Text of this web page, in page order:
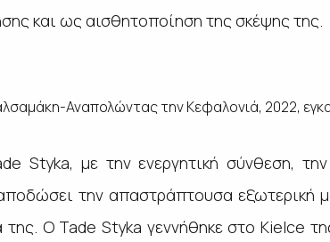
και ως αισθητοποίηση της σκέψης της.
Αναπολώντας την Κεφαλονιά, 2022,
Styka, με την ενεργητική σύνθεση,
την απαστράπτουσα εξωτερική
της. Ο Tade Styka γεννήθηκε στο Kielce